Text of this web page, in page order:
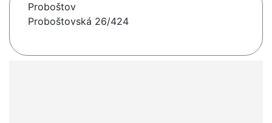
Proboštov
Proboštovská 26/424